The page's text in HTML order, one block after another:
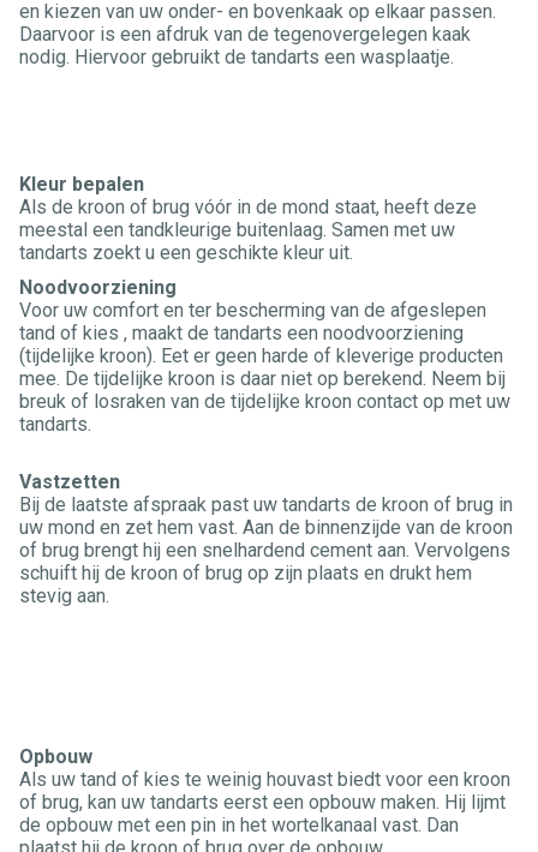
en kiezen van uw onder- en bovenkaak op elkaar passen.
Daarvoor is een afdruk van de tegenovergelegen kaak
nodig. Hiervoor gebruikt de tandarts een wasplaatje.
Kleur bepalen
Als de kroon of brug vóór in de mond staat, heeft deze
meestal een tandkleurige buitenlaag. Samen met uw
tandarts zoekt u een geschikte kleur uit.
Noodvoorziening
Voor uw comfort en ter bescherming van de afgeslepen
tand of kies , maakt de tandarts een noodvoorziening
(tijdelijke kroon). Eet er geen harde of kleverige producten
mee. De tijdelijke kroon is daar niet op berekend. Neem bij
breuk of losraken van de tijdelijke kroon contact op met uw
tandarts.
Vastzetten
Bij de laatste afspraak past uw tandarts de kroon of brug in
uw mond en zet hem vast. Aan de binnenzijde van de kroon
of brug brengt hij een snelhardend cement aan. Vervolgens
schuift hij de kroon of brug op zijn plaats en drukt hem
stevig aan.
Opbouw
Als uw tand of kies te weinig houvast biedt voor een kroon
of brug, kan uw tandarts eerst een opbouw maken. Hij lijmt
de opbouw met een pin in het wortelkanaal vast. Dan